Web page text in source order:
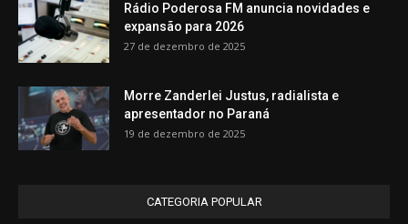
Rádio Poderosa FM anuncia novidades e
expansão para 2026
27 de dezembro de 2025
Morre Zanderlei Justus, radialista e
apresentador no Paraná
19 de dezembro de 2025
CATEGORIA POPULAR